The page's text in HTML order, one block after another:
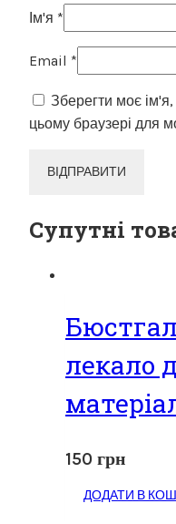
Ім'я *
Email *
Зберегти моє
цьому браузері для
Супутні
лекало
150 грн
ДОДАТИ В